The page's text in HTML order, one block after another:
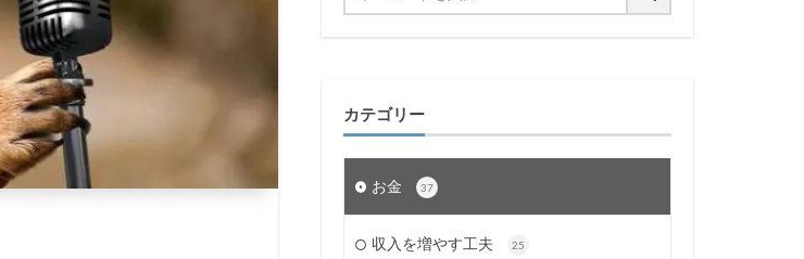
カテゴリー
お金 37
収入を増やす工夫 25